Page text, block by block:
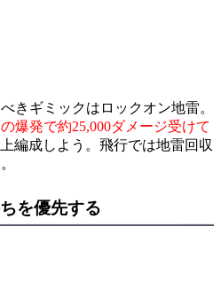
きギミックはロックオン地雷。
爆発で約25,000ダメージ受けて
編成しよう。飛行では地雷回収
を優先する